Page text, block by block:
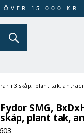
15 000 KR
i 3 skåp, plant tak,
SMG,
plant tak,